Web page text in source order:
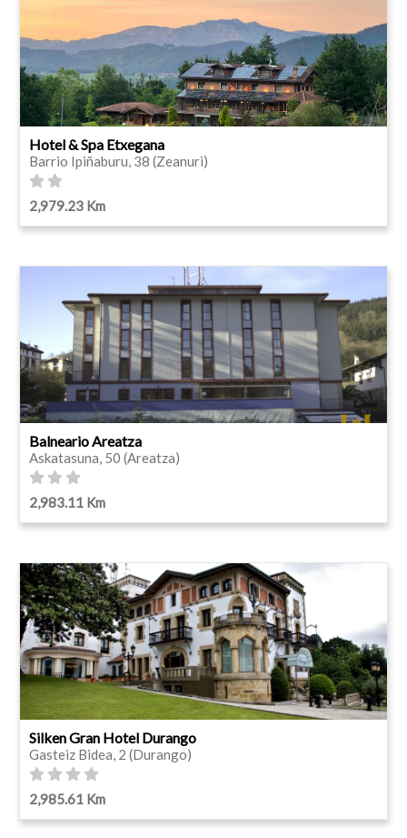
Hotel & Spa Etxegana
Barrio Ipiñaburu, 38 (Zeanuri)
2,979.23 Km
Balneario Areatza
Askatasuna, 50 (Areatza)
2,983.11 Km
Silken Gran Hotel Durango
Gasteiz Bidea, 2 (Durango)
2,985.61 Km